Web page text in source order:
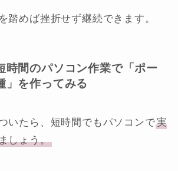
踏めば挫折せず継続できます。
間のパソコン作業で「ポー
」を作ってみる
いたら、短時間でもパソコンで実
しょう。